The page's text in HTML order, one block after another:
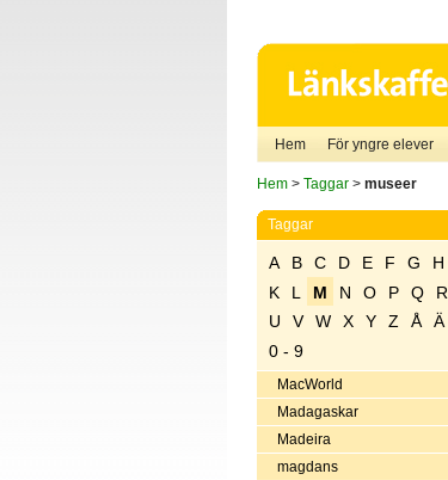
Hem För yngre elever
Hem> Taggar> museer
Taggar
A B C D E F G H
K
L M N O P Q R
U
V W X Y Z Å Ä
0 - 9
MacWorld
Madagaskar
Madeira
magdans